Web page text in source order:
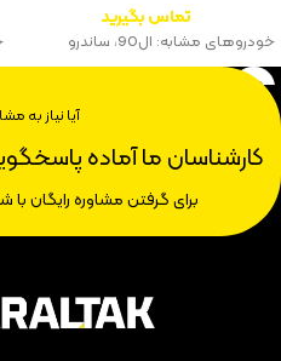
تماس بگیرید
خودروهای مشابه: ال90، ساندرو
آیا نیاز به
کارشناسان ما آماده
برای گرفتن مشاوره رایگان